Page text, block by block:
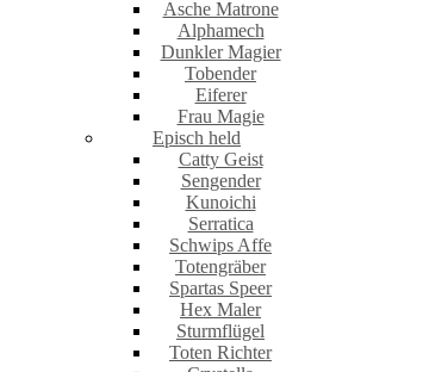
Asche Matrone
Alphamech
Dunkler Magier
Tobender
Eiferer
Frau Magie
Episch held
Catty Geist
Sengender
Kunoichi
Serratica
Schwips Affe
Totengräber
Spartas Speer
Hex Maler
Sturmflügel
Toten Richter